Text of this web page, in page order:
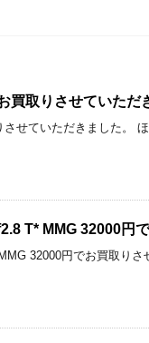
取りさせていただ
させていただきました。
T* MMG 32000円
32000円でお買取りさ